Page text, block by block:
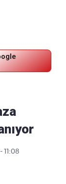
11:08